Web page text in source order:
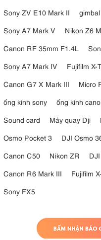
Sony ZV E10 Mark II
Sony A7 Mark V
Nikon Z6
Canon RF 35mm F1.4L
Sony A7 Mark IV
Fujifilm X-
Canon G7 X Mark III
Micro
ống kính sony
ống kính
Sound card
Máy quay Dji
Osmo Pocket 3
DJI Osmo
Canon C50
Nikon ZR
Canon R6 Mark III
Fujifilm
Sony FX5